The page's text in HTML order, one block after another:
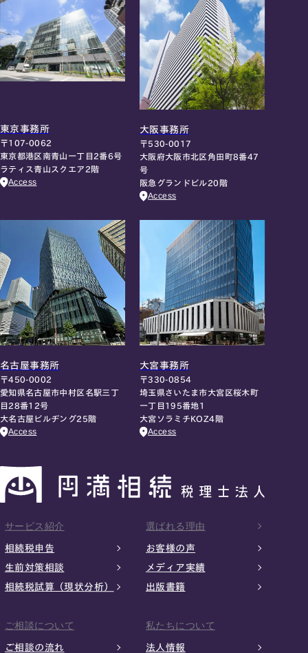
東京事務所
〒107-0062
東京都港区南青山一丁目2番6号
ラティス青山スクエア2階
Access
大阪事務所
〒530-0017
大阪府大阪市北区角田町8番47
号
阪急グランドビル20階
Access
名古屋事務所
〒450-0002
愛知県名古屋市中村区名駅三丁
目28番12号
大名古屋ビルヂング25階
Access
大宮事務所
〒330-0854
埼玉県さいたま市大宮区桜木町
一丁目195番地1
大宮ソラミチKOZ4階
Access
サービス紹介
相続税申告
生前対策相談
相続税試算（現状分析）
選ばれる理由
お客様の声
メディア実績
出版書籍
ご相談について
ご相談の流れ
私たちについて
法人情報